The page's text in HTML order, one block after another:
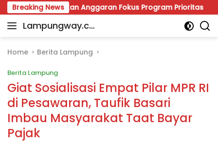
Skip
to
content
Breaking News
Pastikan Anggaran Fokus Program Prioritas Viral
Lampungway.co
Portal
Daerah
Terpercaya
dan
Terupdate
Home Berita Lampung
Berita Lampung
Giat Sosialisasi Empat Pilar MPR RI
di Pesawaran, Taufik Basari
Imbau Masyarakat Taat Bayar
Pajak